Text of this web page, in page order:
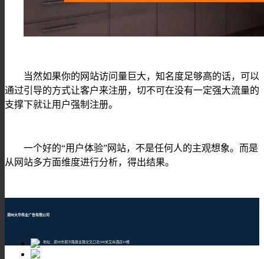
当然如果你的网站访问量巨大，知名度足够高的话，可以
通过引导的方式让客户来注册，切不可在没有一定强大流量的
支撑下就让用户强制注册。
一个好的“用户体验”网站，不是任何人的主观想象。而是
从网站多方面维度进行分析，得出结果。
郑州大华伟业广告有限公司
地址：郑州市郑汴路建业路交叉口北500米艾尚酒店10楼